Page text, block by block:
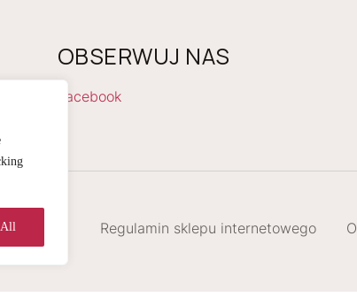
All
OBSERWUJ NAS
Facebook
Regulamin sklepu internetowego